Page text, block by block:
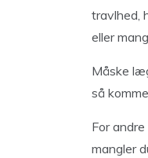
travlhed,
eller
Måske
så
For
mangler